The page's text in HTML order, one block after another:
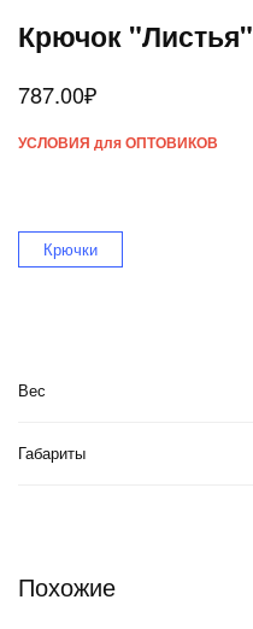
Крючок "Листья"
787.00₽
УСЛОВИЯ для ОПТОВИКОВ
Крючки
Вес
Габариты
Похожие